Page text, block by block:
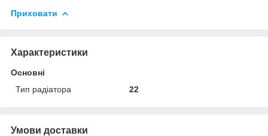
Приховати
Характеристики
Основні
Тип радіатора
22
Умови доставки